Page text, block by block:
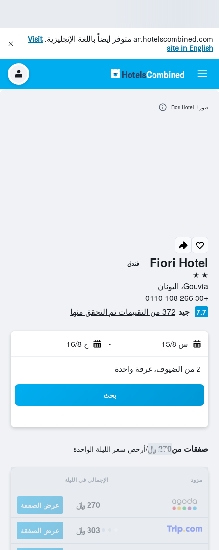
ar.hotelscombined.com متوفر أيضاً باللغة الإنجليزية.Visit
site in English
Fiori Hotel فندق
2 نجمتين
Gouvia، اليونان
+30 266 108 0110
7.7 جيد 372 من التقييمات تم التحقق منها
س 15/8 - ح 16/8
2 من الضيوف، غرفة واحدة
بحث
صفقات من270 ﷼ /أرخص سعر الليلة الواحدة
مزود الإجمالي في الليلة
270 ﷼ عرض الصفقة
303 ﷼ عرض الصفقة
صور لـ Fiori Hotel